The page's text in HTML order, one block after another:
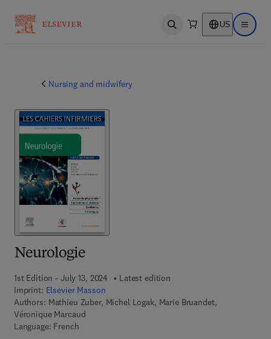
Open search US Open
Nursing and midwifery
Neurologie
1st Edition - July 13, 2024
Latest edition
Imprint: Elsevier Masson
Authors: Mathieu Zuber, Michel Logak, Marie Bruandet,
Véronique Marcaud
Language: French